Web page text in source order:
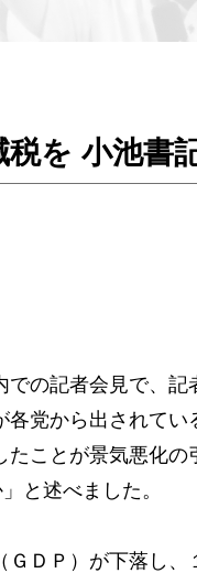
を 小池書
の記者会見で、記
党から出されてい
ことが景気悪化の
と述べました。
ＤＰ）が下落し、